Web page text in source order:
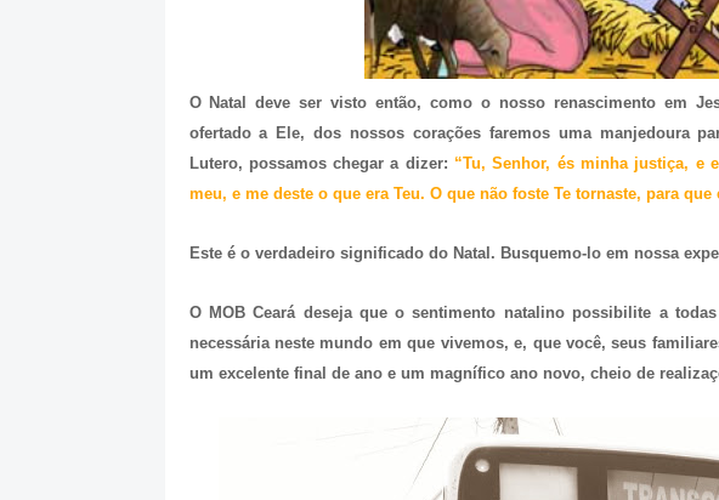
O Natal deve ser visto então, como o nosso renascimento em
ofertado a Ele, dos nossos corações faremos uma manjedoura
Lutero, possamos chegar a dizer: “Tu, Senhor, és minha justiça, e
meu, e me deste o que era Teu. O que não foste Te tornaste, para que
Este é o verdadeiro significado do Natal. Busquemo-lo em nossa
O MOB Ceará deseja que o sentimento natalino possibilite a
necessária neste mundo em que vivemos, e, que você, seus
um excelente final de ano e um magnífico ano novo, cheio de